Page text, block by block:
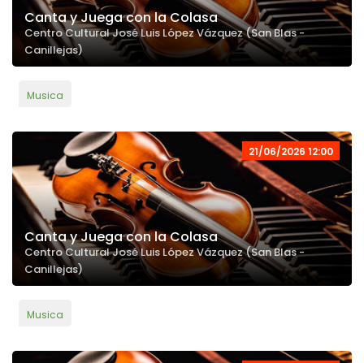
Canta y Juega con la Colasa
Centro Cultural José Luis López Vázquez (San Blas -
Canillejas)
Musica
21/06/2026 12:00
Canta y Juega con la Colasa
Centro Cultural José Luis López Vázquez (San Blas -
Canillejas)
Musica